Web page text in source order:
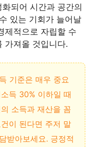
되어 시간과 공간의
있는 기회가 늘어날
제적으로 자립할 수
가져올 것입니다.
기준은 매우 중요
득 30% 이하일 때
소득과 재산을 꼼
이 된다면 주저 말
받아보세요. 긍정적